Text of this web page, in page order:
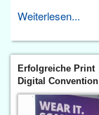
Weiterlesen...
Erfolgreiche Print
Digital Convention